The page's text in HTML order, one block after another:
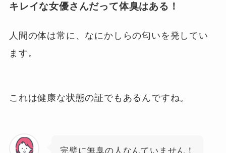
キレイな女優さんだって体臭はある！
人間の体は常に、なにかしらの匂いを発してい
ます。
これは健康な状態の証でもあるんですね。
完璧に無臭の人なんていません！